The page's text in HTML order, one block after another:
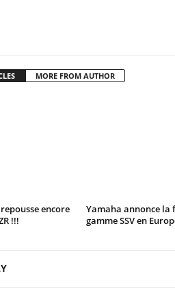
MORE FROM AUTHOR
encore
!!!
Yamaha annonce la
gamme SSV en